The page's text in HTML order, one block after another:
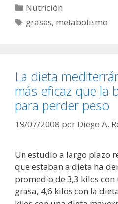
Categorías
Nutrición
Etiquetas
grasas, metabolismo
La dieta
más eficaz que la
para perder peso
19/07/2008 por Diego A.
Un estudio a largo plazo
que estaban a dieta ha
promedio de 3,3 kilos
grasa, 4,6 kilos con la